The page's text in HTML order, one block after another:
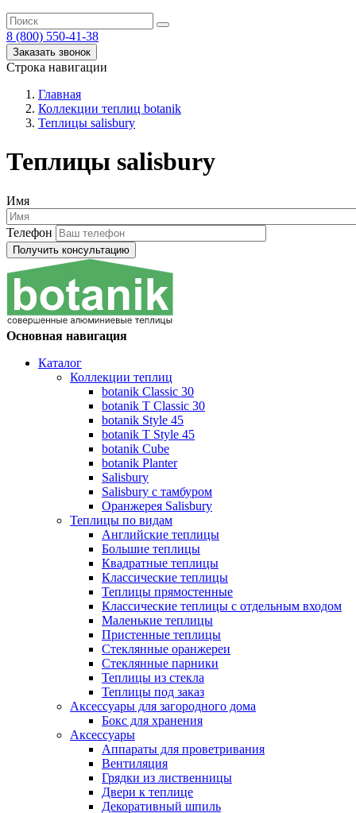
8 (800) 550-41-38
Заказать звонок
Строка навигации
Главная
Коллекции теплиц botanik
Теплицы salisbury
Теплицы salisbury
Имя
Телефон
Основная навигация
Каталог
Коллекции теплиц
botanik Classic 30
botanik T Classic 30
botanik Style 45
botanik Т Style 45
botanik Cube
botanik Planter
Salisbury
Salisbury с тамбуром
Оранжерея Salisbury
Теплицы по видам
Английские теплицы
Большие теплицы
Квадратные теплицы
Классические теплицы
Теплицы прямостенные
Классические теплицы с отдельным входом
Маленькие теплицы
Пристенные теплицы
Стеклянные оранжереи
Стеклянные парники
Теплицы из стекла
Теплицы под заказ
Аксессуары для загородного дома
Бокс для хранения
Аксессуары
Аппараты для проветривания
Вентиляция
Грядки из лиственницы
Двери к теплице
Декоративный шпиль